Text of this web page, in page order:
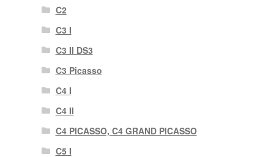
C2
C3 I
C3 II DS3
C3 Picasso
C4 I
C4 II
C4 PICASSO, C4 GRAND PICASSO
C5 I